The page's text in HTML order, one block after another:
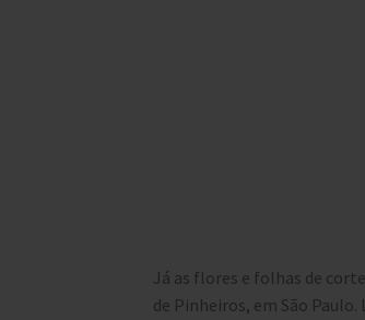
Já as flores e folhas de
de Pinheiros, em São